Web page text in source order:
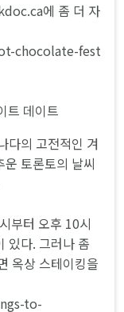
에 좀 더 자
chocolate-fest
트 데이트
다의 고전적인 겨
토론토의 날씨
부터 오후 10시
있다. 그러나 좀
옥상 스테이킹을
to-